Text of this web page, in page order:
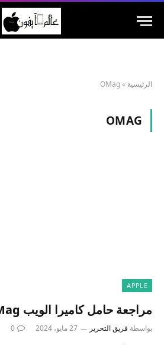
الرئيسية »
OMag
OMAG
APPLE
مراجعة حامل كاميرا الويب Spigen O-Mag
بواسطة فريق التحرير 27 مايو، 2024 0